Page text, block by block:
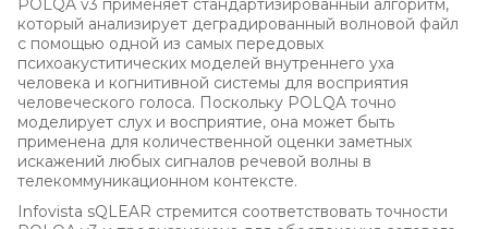
POLQA v3 применяет стандартизированный алгоритм,
который анализирует деградированный волновой файл
с помощью одной из самых передовых
психоакуститических моделей внутреннего уха
человека и когнитивной системы для восприятия
человеческого голоса. Поскольку POLQA точно
моделирует слух и восприятие, она может быть
применена для количественной оценки заметных
искажений любых сигналов речевой волны в
телекоммуникационном контексте.
Infovista sQLEAR стремится соответствовать точности